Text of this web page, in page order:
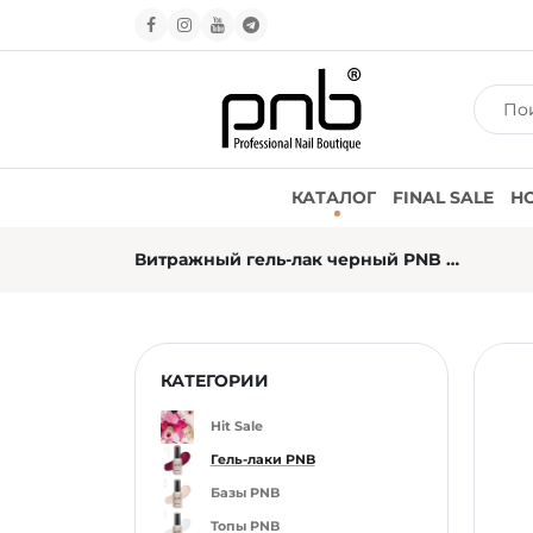
КАТАЛОГ FINAL SALE
Витражный гель-лак черный PNB №008 (8 мл)
КАТЕГОРИИ
Hit Sale
Гель-лаки PNB
Базы PNB
Топы PNB